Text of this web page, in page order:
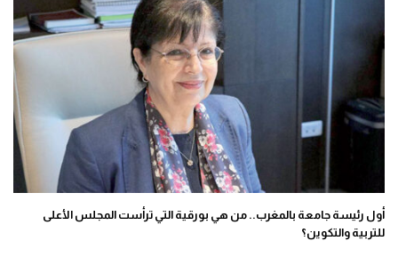
أول رئيسة جامعة بالمغرب.. من هي بورقية التي ترأست المجلس الأعلى
للتربية والتكوين؟